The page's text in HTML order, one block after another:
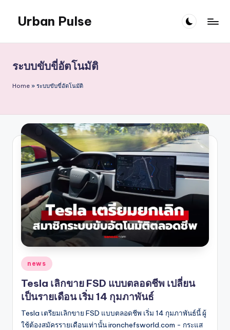
content
Urban Pulse
ระบบขับขี่อัตโนมัติ
Home » ระบบขับขี่อัตโนมัติ
Posted
in
news
Tesla เลิกขาย FSD แบบตลอดชีพ เปลี่ยน
เป็นรายเดือน เริ่ม 14 กุมภาพันธ์
Tesla เตรียมเลิกขาย FSD แบบตลอดชีพ เริ่ม 14 กุมภาพันธ์นี้ ผู้
ใช้ต้องสมัครรายเดือนเท่านั้น ironchefsworld.com - กระแส